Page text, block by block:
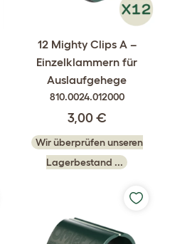
12 Mighty Clips A –
Einzelklammern für
Auslaufgehege
810.0024.012000
3,00 €
Wir überprüfen unseren
Lagerbestand ...